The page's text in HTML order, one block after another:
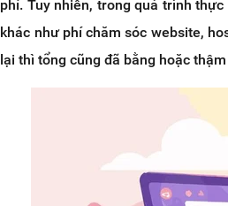
phí. Tuy nhiên, trong quá trình
khác như phí chăm sóc website,
lại thì tổng cũng đã bằng hoặc